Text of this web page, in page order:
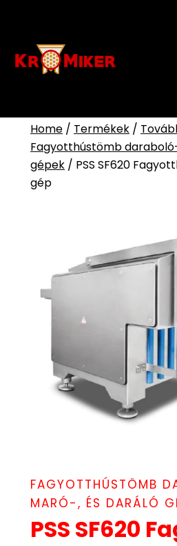
tartalomra
Home / Termékek /
Fagyotthústömb
gépek / PSS SF620
gép
FAGYOTTHÚSTÖMB
MARÓ-, ÉS DARÁLÓ
PSS SF620